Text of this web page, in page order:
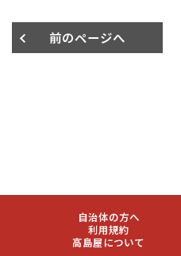
前のページへ
自治体の方へ
利用規約
高島屋について